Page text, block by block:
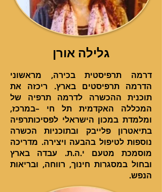
גלילה אורן
דרמה תרפיסטית בכירה, מראשוני
הדרמה תרפיסטים בארץ. ריכזה את
תוכנית ההכשרה לדרמה תרפיה של
המכללה האקדמית תל חי –במרכז,
ומלמדת במכון הישראלי לפסיכותרפיה
בתיאטרון פלייבק ובתוכניות הכשרה
נוספות לטיפול בהבעה ויצירה. מדריכה
מוסמכת מטעם י.ה.ת. עבדה בארץ
ובחול במסגרות חינוך, רווחה, ובריאות
הנפש.